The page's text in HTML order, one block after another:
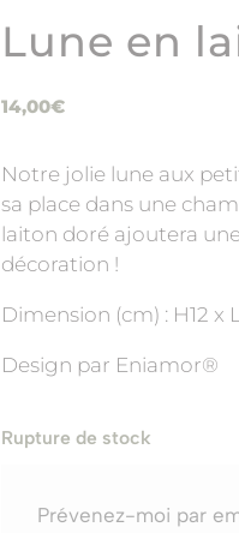
Lune en
14,00€
Notre jolie lune aux
sa place dans une
laiton doré ajoutera
décoration !
Dimension (cm) : H12 x
Design par Eniamor®️
Rupture de stock
Prévenez-moi par